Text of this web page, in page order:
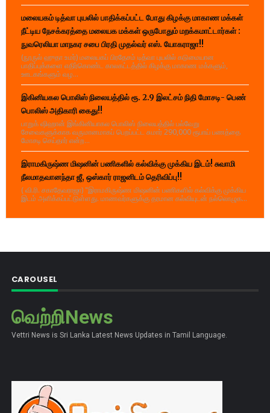
மலையகம் டித்வா புயலில் பாதிக்கப்பட்ட போது கிழக்கு மாகாண மக்கள்
நீட்டிய நேசக்கரத்தை மலையக மக்கள் ஒருபோதும் மறக்கமாட்டார்கள் :
நுவரெலியா மாநகர சபை பிரதி முதல்வர் எஸ். யோகராஜா!!
(நூருல் ஹுதா உமர்) மலையகப் பிரதேசம் டித்வா புயலில் கடுமையான
பாதிப்புக்களை எதிர்கொண்ட காலகட்டத்தில் கிழக்கு மாகாண மக்களும்,
ஊடகங்களும் வழ...
இகினியகல பொலிஸ் நிலையத்தில் ரூ. 2.9 இலட்சம் நிதி மோசடி- பெண்
பொலிஸ் அதிகாரி கைது!!
பாறுக் ஷிஹான் இங்கினியாகல பொலிஸ் நிலையத்தில் பல்வேறு
சேவைகளுக்காக வருமானமாகப் பெறப்பட்ட சுமார் 290,000 ரூபாய் பணத்தை
மோசடி செய்தார் என்ற...
இராமகிருஷ்ண மிஷனின் பணிகளில் கல்விக்கு முக்கிய இடம்! சுவாமி
நீலமாதவானந்தா ஜீ, ஒஸ்கார் ராஜனிடம் தெரிவிப்பு!!
( வி.ரி. சகாதேவராஜா) "இராமகிருஷ்ண மிஷனின் பணிகளில் கல்விக்கு முக்கிய
இடம் அளிக்கப்பட்டுள்ளது. மாணவர்களுக்கு தரமான கல்வியுடன் நல்லொழுக...
CAROUSEL
வெற்றிNews
Vettri News is Sri Lanka Latest News Updates in Tamil Language.